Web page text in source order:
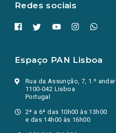
Redes sociais
Espaço PAN Lisboa
Rua da Assunção, 7, 1.º andar
1100-042 Lisboa
Portugal
2ª a 6ª das 10h00 às 13h00
e das 14h00 às 16h00